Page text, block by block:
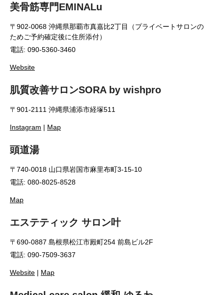
美骨筋専門EMINALu
〒902-0068 沖縄県那覇市真嘉比2丁目（プライベートサロンの
ためご予約確定後に住所添付）
電話: 090-5360-3460
Website
肌質改善サロンSORA by wishpro
〒901-2111 沖縄県浦添市経塚511
Instagram | Map
頭道湯
〒740-0018 山口県岩国市麻里布町3-15-10
電話: 080-8025-8528
Map
エステティック サロン叶
〒690-0887 島根県松江市殿町254 前島ビル2F
電話: 090-7509-3637
Website | Map